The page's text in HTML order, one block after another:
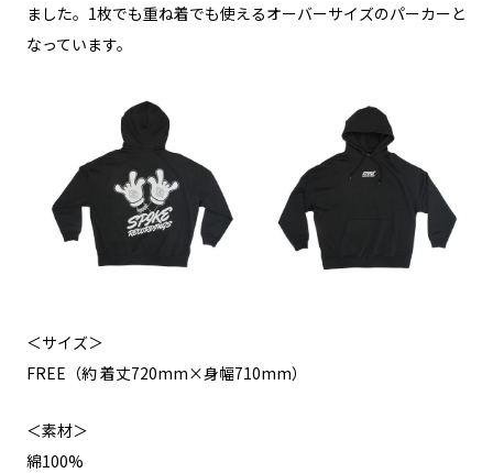
ました。1枚でも重ね着でも使えるオーバーサイズのパーカーと
なっています。
＜サイズ＞
FREE（約 着丈720mm×身幅710mm）
＜素材＞
綿100%